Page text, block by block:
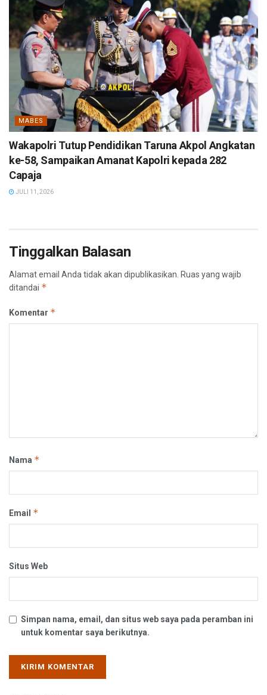
MABES
Wakapolri Tutup Pendidikan Taruna Akpol Angkatan
ke-58, Sampaikan Amanat Kapolri kepada 282
Capaja
JULI 11, 2026
Tinggalkan Balasan
Alamat email Anda tidak akan dipublikasikan. Ruas yang wajib
ditandai *
Komentar *
Nama *
Email *
Situs Web
Simpan nama, email, dan situs web saya pada peramban ini
untuk komentar saya berikutnya.